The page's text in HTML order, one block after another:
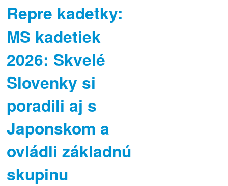
Repre kadetky:
MS kadetiek
2026: Skvelé
Slovenky si
poradili aj s
Japonskom a
ovládli základnú
skupinu